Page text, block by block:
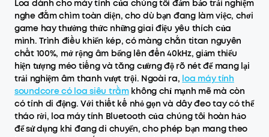
Loa dành cho máy tính của chúng tôi đảm bảo trải nghiệm
nghe đắm chìm toàn diện, cho dù bạn đang làm việc, chơi
game hay thưởng thức những giai điệu yêu thích của
mình. Trình điều khiển kép, có màng chắn titan nguyên
chất 100%, mở rộng âm bổng lên đến 40kHz, giảm thiểu
hiện tượng méo tiếng và tăng cường độ rõ nét để mang lại
trải nghiệm âm thanh vượt trội. Ngoài ra, loa máy tính
soundcore có loa siêu trầmkhông chỉ mạnh mẽ mà còn
có tính di động. Với thiết kế nhỏ gọn và dây đeo tay có thể
tháo rời, loa máy tính Bluetooth của chúng tôi hoàn hảo
để sử dụng khi đang di chuyển, cho phép bạn mang theo